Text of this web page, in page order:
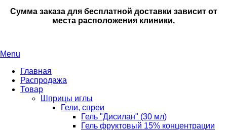
Сумма заказа для бесплатной доставки зависит от
места расположения клиники.
Menu
Главная
Распродажа
Товар
Шприцы иглы
Гели, спреи
Гель "Дисилан" (30 мл)
Гель фруктовый 15% концентрации